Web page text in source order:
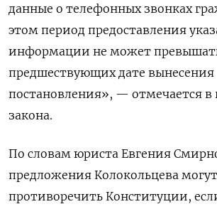
данные о телефонных звонках
этом период предоставления
информации не может превышать
предшествующих дате вынесения
постановления», — отмечается в
закона.
По словам юриста Евгения
предложения Колокольцева могут
противоречить Конституции,